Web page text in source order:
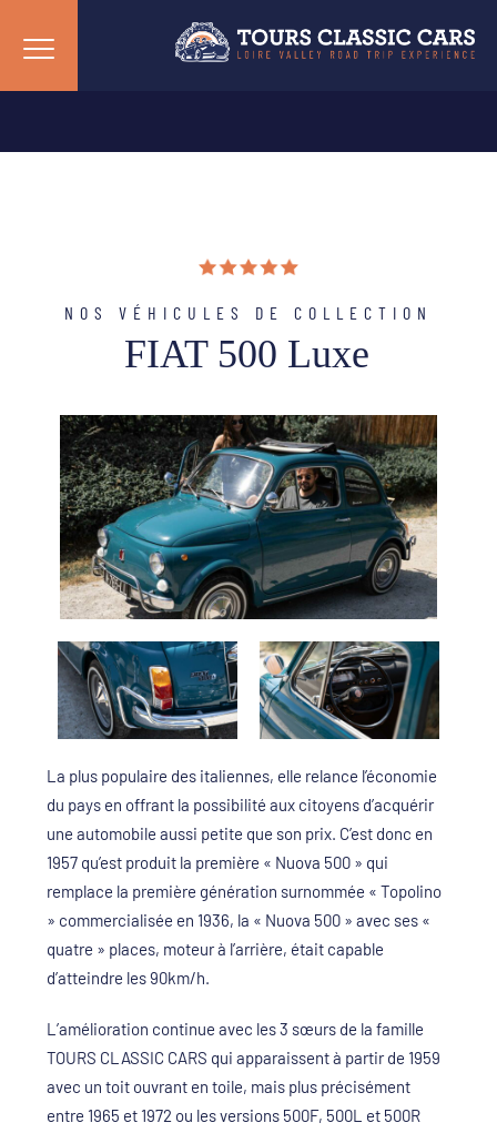
NOS VÉHICULES DE COLLECTION
FIAT 500 Luxe
La plus populaire des italiennes, elle relance l’économie
du pays en offrant la possibilité aux citoyens d’acquérir
une automobile aussi petite que son prix. C’est donc en
1957 qu’est produit la première « Nuova 500 » qui
remplace la première génération surnommée « Topolino
» commercialisée en 1936, la « Nuova 500 » avec ses «
quatre » places, moteur à l’arrière, était capable
d’atteindre les 90km/h.
L’amélioration continue avec les 3 sœurs de la famille
TOURS CLASSIC CARS qui apparaissent à partir de 1959
avec un toit ouvrant en toile, mais plus précisément
entre 1965 et 1972 ou les versions 500F, 500L et 500R